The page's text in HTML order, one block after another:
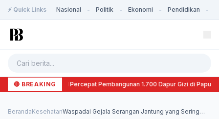
⚡ Quick Links Nasional - Politik - Ekonomi - Pendidikan -
🔴 BREAKINGBGN Percepat Pembangunan 1.700 Dapur Gizi di Papua
BerandaKesehatanWaspadai Gejala Serangan Jantung yang Sering